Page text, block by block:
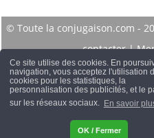
Ce site utilise des cookies. En
navigation, vous acceptez l'utilisation
cookies pour les statistiques, la
personnalisation des publicités, et le
sur les réseaux sociaux. En savoir
OK / Fermer
© Toute la conjugaison.com -
contacter|